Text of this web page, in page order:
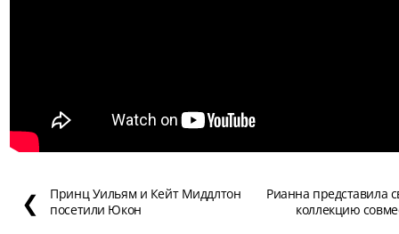
❮
Принц Уильям и Кейт Миддлтон
посетили Юкон
Рианна представила
коллекцию